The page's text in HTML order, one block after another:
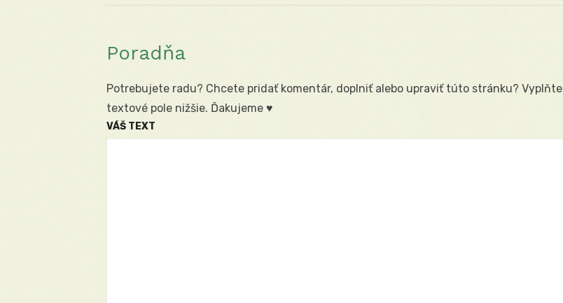
Poradňa
Potrebujete radu? Chcete pridať komentár, doplniť alebo upraviť túto stránku? Vyplňte
textové pole nižšie. Ďakujeme ♥
VÁŠ TEXT